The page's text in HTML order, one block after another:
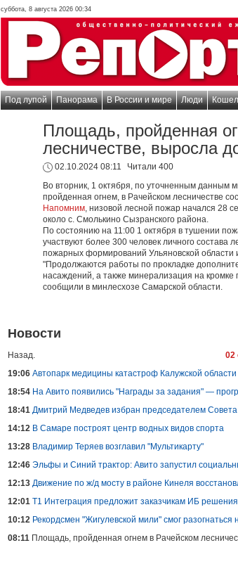
суббота, 8 августа 2026 00:34
Под лупой Панорама В России и мире Люди
Площадь, пройденная
лесничестве, выросла
02.10.2024 08:11
Читали 400
Во вторник, 1 октября, по уточненным данным
пройденная огнем, в Рачейском лесничестве
Напомним, низовой лесной пожар начался 28
около с. Смолькино Сызранского района.
По состоянию на 11:00 1 октября в тушении
участвуют более 300 человек личного
пожарных формирований Ульяновской
"Продолжаются работы по прокладке
насаждений, а также минерализация на
сообщили в минлесхозе Самарской области.
Новости
Назад. 02
19:06 Автопарк медицины катастроф Калужской
18:54 На Авито появились "Награды за задания" —
18:41 Дмитрий Медведев избран председателем Совета
14:12 В Самаре построят центр водных видов спорта
13:28 Владимир Теряев возглавил "Мультикарту"
12:46 Эльфы и Синий трактор: Авито запустил
12:13 Движение по ж/д мосту в районе Кинеля
12:01 Т1 Интеграция предложит заказчикам ИБ
10:12 Рекордсмен "Жигулевской мили" смог разогнаться
08:11 Площадь, пройденная огнем в Рачейском